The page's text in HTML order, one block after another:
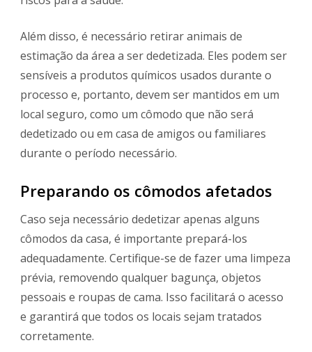
Além disso, é necessário retirar animais de
estimação da área a ser dedetizada. Eles podem ser
sensíveis a produtos químicos usados durante o
processo e, portanto, devem ser mantidos em um
local seguro, como um cômodo que não será
dedetizado ou em casa de amigos ou familiares
durante o período necessário.
Preparando os cômodos afetados
Caso seja necessário dedetizar apenas alguns
cômodos da casa, é importante prepará-los
adequadamente. Certifique-se de fazer uma limpeza
prévia, removendo qualquer bagunça, objetos
pessoais e roupas de cama. Isso facilitará o acesso
e garantirá que todos os locais sejam tratados
corretamente.